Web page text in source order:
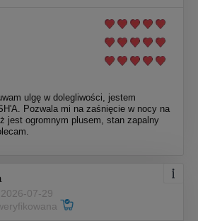
ulgę w dolegliwości, jestem
Pozwala mi na zaśnięcie w nocy na
jest ogromnym plusem, stan zapalny
07-29